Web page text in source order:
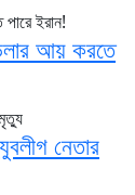
আয় করতে
নেতার